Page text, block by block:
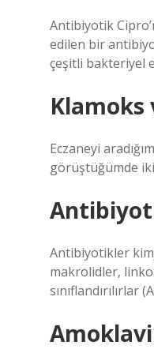
Antibiyotik
edilen bir
çeşitli bakteriyel
Klamoks
Eczaneyi
görüştüğümde
Antibiyotikler
makrolidler,
sınıflandırılırlar